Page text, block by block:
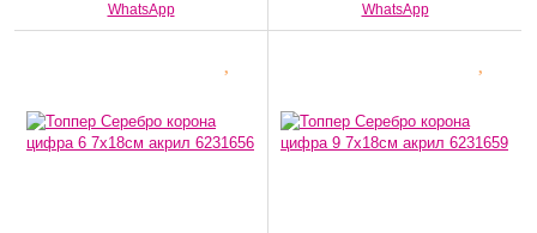
WhatsApp
WhatsApp